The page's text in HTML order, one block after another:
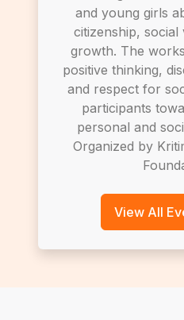
and young girls
citizenship,
growth. The
positive thinking,
and respect for
participants
personal and
Organized by
View All